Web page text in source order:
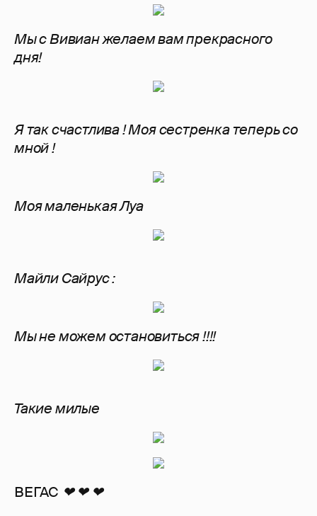
Мы с Вивиан желаем вам прекрасного
дня!
Я так счастлива ! Моя сестренка теперь со
мной !
Моя маленькая Луа
Майли Сайрус :
Мы не можем остановиться !!!!
Такие милые
ВЕГАС ❤ ❤ ❤